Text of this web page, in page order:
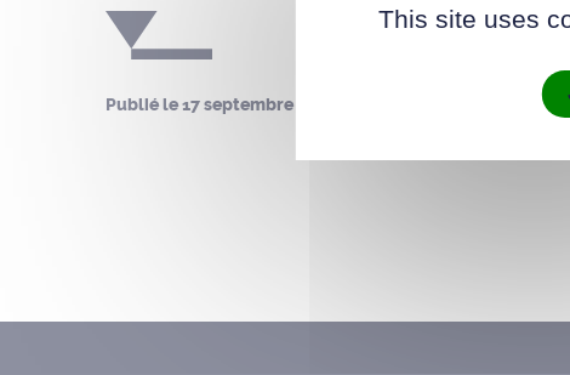
Publié le17 septembre 2024
This site uses